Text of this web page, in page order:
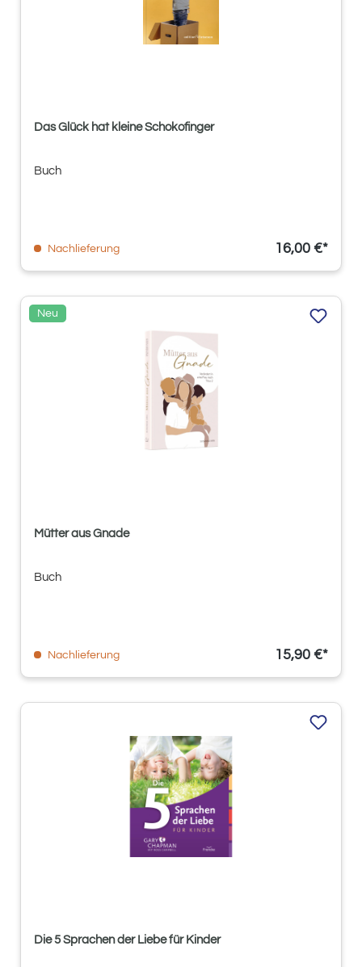
Das Glück hat kleine Schokofinger
Buch
Nachlieferung 16,00 €*
Neu
Mütter aus Gnade
Buch
Nachlieferung 15,90 €*
Die 5 Sprachen der Liebe für Kinder